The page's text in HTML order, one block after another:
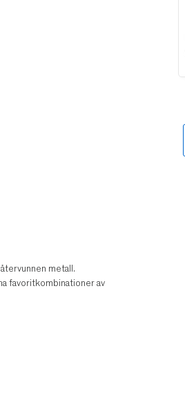
metall.
favoritkombinationer av